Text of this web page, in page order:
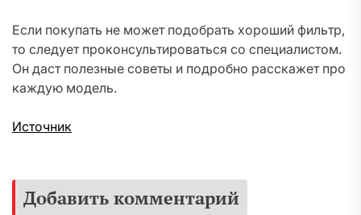
Если покупать не может подобрать хороший фильтр,
то следует проконсультироваться со специалистом.
Он даст полезные советы и подробно расскажет про
каждую модель.
Источник
Добавить комментарий